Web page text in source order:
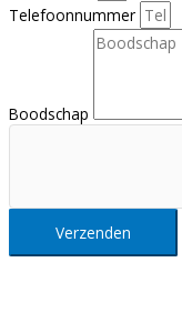
Telefoonnummer
Boodschap
Verzenden